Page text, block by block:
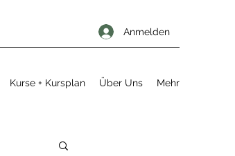
Anmelden
Kurse + Kursplan Über Uns Mehr